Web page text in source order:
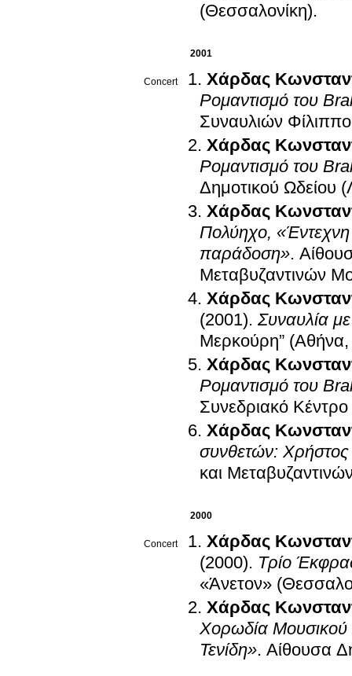
(Θεσσαλονίκη).
2001
Concert
Χάρδας
Ρομαντισμό του
Συναυλιών
Χάρδας
Ρομαντισμό του
Δημοτικού Ωδείου
Χάρδας
Πολύηχο, «Έντεχνη
παράδοση».
Μεταβυζαντινών
Χάρδας
(2001). Συναυλία με
Μερκούρη”
Χάρδας
Ρομαντισμό του
Συνεδριακό Κέντρο
Χάρδας
συνθετών:
και
2000
Concert
Χάρδας
(2000). Τρίο
«Άνετον»
Χάρδας
Χορωδία Μουσικού
Τενίδη». Αίθουσα